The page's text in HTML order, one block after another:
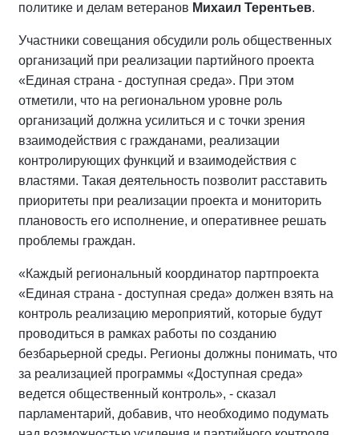
политике и делам ветеранов Михаил Терентьев.
Участники совещания обсудили роль общественных
организаций при реализации партийного проекта
«Единая страна - доступная среда». При этом
отметили, что на региональном уровне роль
организаций должна усилиться и с точки зрения
взаимодействия с гражданами, реализации
контролирующих функций и взаимодействия с
властями. Такая деятельность позволит расставить
приоритеты при реализации проекта и мониторить
плановость его исполнение, и оперативнее решать
проблемы граждан.
«Каждый региональный координатор партпроекта
«Единая страна - доступная среда» должен взять на
контроль реализацию мероприятий, которые будут
проводиться в рамках работы по созданию
безбарьерной среды. Регионы должны понимать, что
за реализацией программы «Доступная среда»
ведется общественный контроль», - сказал
парламентарий, добавив, что необходимо подумать